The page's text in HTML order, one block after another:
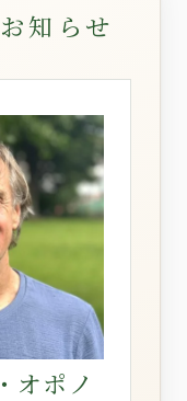
知らせ
オポノ